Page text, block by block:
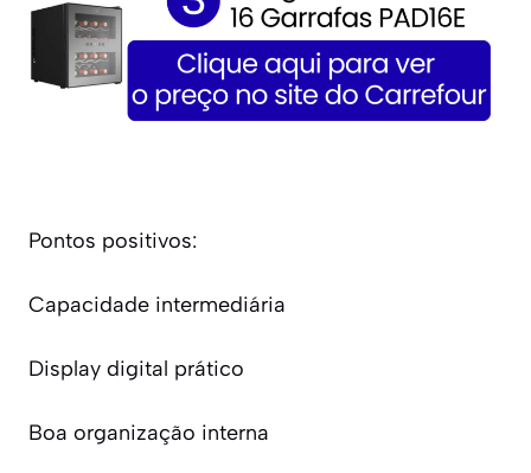
Pontos positivos:
Capacidade intermediária
Display digital prático
Boa organização interna